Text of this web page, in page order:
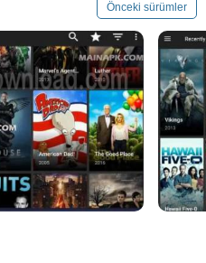
Önceki sürümler